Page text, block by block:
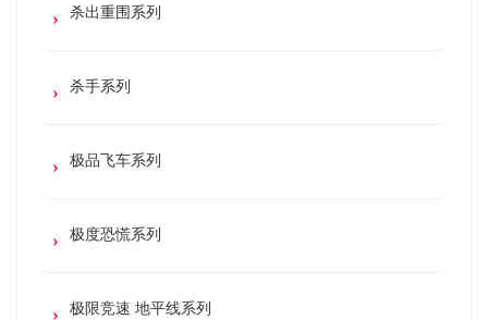
杀出重围系列
杀手系列
极品飞车系列
极度恐慌系列
极限竞速 地平线系列